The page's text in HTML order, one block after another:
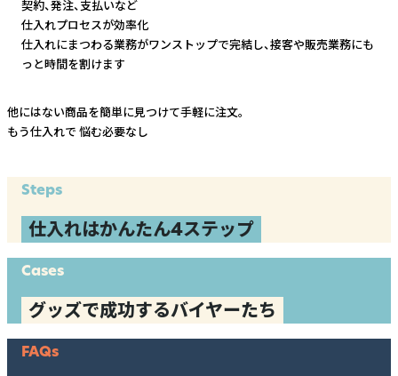
契約、発注、支払いなど
仕入れプロセスが効率化
仕入れにまつわる業務がワンストップで完結し、接客や販売業務にも
っと時間を割けます
他にはない商品を簡単に見つけて手軽に注文。
もう仕入れで 悩む必要なし
Steps
仕入れはかんたん4ステップ
Cases
グッズで成功するバイヤーたち
FAQs